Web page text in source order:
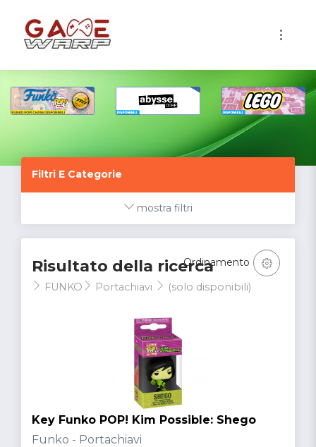
Filtri E Categorie
mostra filtri
Risultato della ricerca
FUNKO Portachiavi (solo disponibili)
Ordinamento
Key Funko POP! Kim Possible: Shego
Funko - Portachiavi